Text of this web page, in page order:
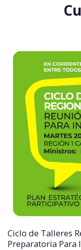
Ciclo de Talleres
Preparatoria Para